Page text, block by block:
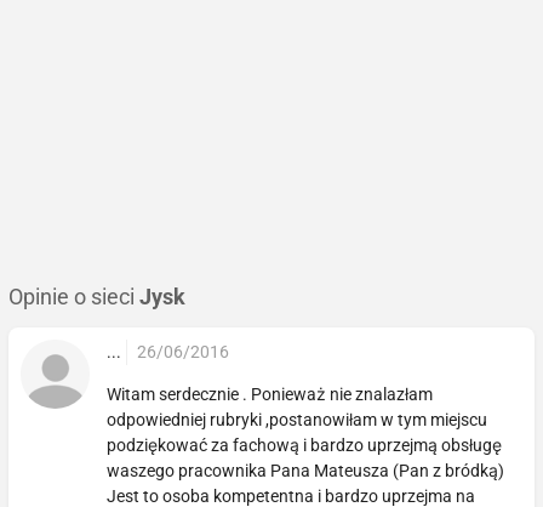
Opinie o sieci Jysk
... 26/06/2016
Witam serdecznie . Ponieważ nie znalazłam
odpowiedniej rubryki ,postanowiłam w tym miejscu
podziękować za fachową i bardzo uprzejmą obsługę
waszego pracownika Pana Mateusza (Pan z bródką)
Jest to osoba kompetentna i bardzo uprzejma na